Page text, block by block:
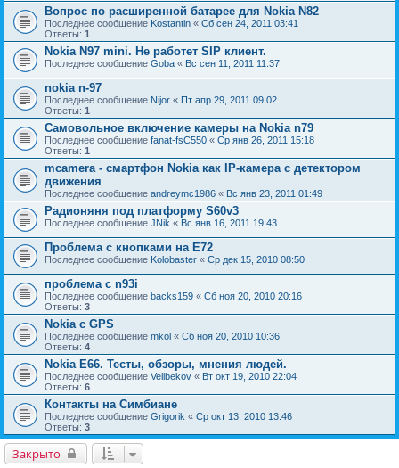
Вопрос по расширенной батарее для Nokia N82
Последнее сообщение Kostantin « Сб сен 24, 2011 03:41
Ответы: 1
Nokia N97 mini. Не работет SIP клиент.
Последнее сообщение Goba « Вс сен 11, 2011 11:37
nokia n-97
Последнее сообщение Nijor « Пт апр 29, 2011 09:02
Ответы: 1
Самовольное включение камеры на Nokia n79
Последнее сообщение fanat-fsC550 « Ср янв 26, 2011 15:18
Ответы: 1
mcamera - смартфон Nokia как IP-камера с детектором
движения
Последнее сообщение andreymc1986 « Вс янв 23, 2011 01:49
Радионяня под платформу S60v3
Последнее сообщение JNik « Вс янв 16, 2011 19:43
Проблема с кнопками на Е72
Последнее сообщение Kolobaster « Ср дек 15, 2010 08:50
проблема с n93i
Последнее сообщение backs159 « Сб ноя 20, 2010 20:16
Ответы: 3
Nokia с GPS
Последнее сообщение mkol « Сб ноя 20, 2010 10:36
Ответы: 4
Nokia E66. Тесты, обзоры, мнения людей.
Последнее сообщение Velibekov « Вт окт 19, 2010 22:04
Ответы: 6
Контакты на Симбиане
Последнее сообщение Grigorik « Ср окт 13, 2010 13:46
Ответы: 3
Закрыто